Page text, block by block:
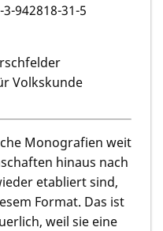
942818-31-5
Volkskunde
Monografien weit
hinaus nach
etabliert sind,
Format. Das ist
weil sie eine